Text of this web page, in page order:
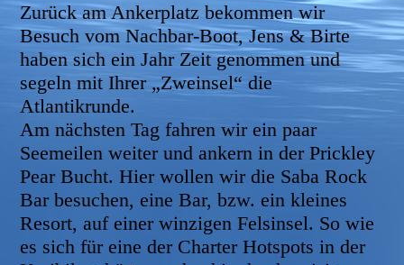
Zurück am Ankerplatz bekommen wir
Besuch vom Nachbar-Boot, Jens & Birte
haben sich ein Jahr Zeit genommen und
segeln mit Ihrer „Zweinsel“ die
Atlantikrunde.
Am nächsten Tag fahren wir ein paar
Seemeilen weiter und ankern in der Prickley
Pear Bucht. Hier wollen wir die Saba Rock
Bar besuchen, eine Bar, bzw. ein kleines
Resort, auf einer winzigen Felsinsel. So wie
es sichfür eine der Charter Hotspots in der